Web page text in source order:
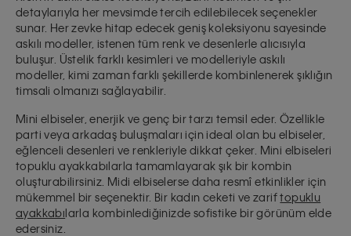
detaylarıyla her mevsimde tercih edilebilecek seçenekler
sunar. Her zevke hitap edecek geniş koleksiyonu sayesinde
askılı modeller, istenen tüm renk ve desenlerle alıcısıyla
buluşur. Üstelik farklı kesimleri ve modelleriyle askılı
modeller, kimi zaman farklı şekillerde kombinlenerek şıklığın
timsali olmanızı sağlayabilir.
Mini elbiseler, enerjik ve genç bir tarzı temsil eder. Özellikle
parti veya arkadaş buluşmaları için ideal olan bu elbiseler,
eğlenceli desenleri ve renkleriyle dikkat çeker. Mini elbiseleri
topuklu ayakkabılarla tamamlayarak şık bir kombin
oluşturabilirsiniz. Midi elbiselerse daha resmî etkinlikler için
mükemmel bir seçenektir. Bir kadın ceketi ve zariftopuklu
ayakkabılarla kombinlediğinizde sofistike bir görünüm elde
edersiniz.